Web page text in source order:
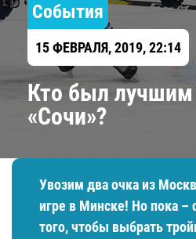
События
15 ФЕВРАЛЯ, 2019, 22:14
Кто был лучшим
«Сочи»?
Увозим два очка из
игре в Минске! Но пока –
того, чтобы выбрать